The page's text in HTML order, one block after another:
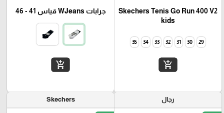
Skechers Tenis Go Run 400 V2
kids
29
30
31
32
33
34
35
add_shopping_cart
جرابات WJeans قياس 41 - 46
add_shopping_cart
رجال Skechers